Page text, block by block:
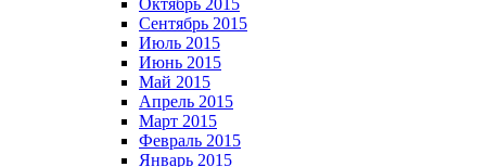
Октябрь 2015
Сентябрь 2015
Июль 2015
Июнь 2015
Май 2015
Апрель 2015
Март 2015
Февраль 2015
Январь 2015